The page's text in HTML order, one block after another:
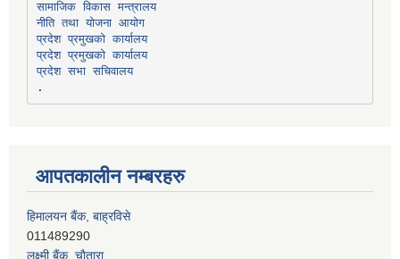
सामाजिक विकास मन्त्रालय
नीति तथा योजना आयोग
प्रदेश प्रमुखको कार्यालय
प्रदेश प्रमुखको कार्यालय
प्रदेश सभा सचिवालय
आपतकालीन नम्बरहरु
हिमालयन बैंक, बाह्रविसे
011489290
लक्ष्मी बैंक, चाैतारा